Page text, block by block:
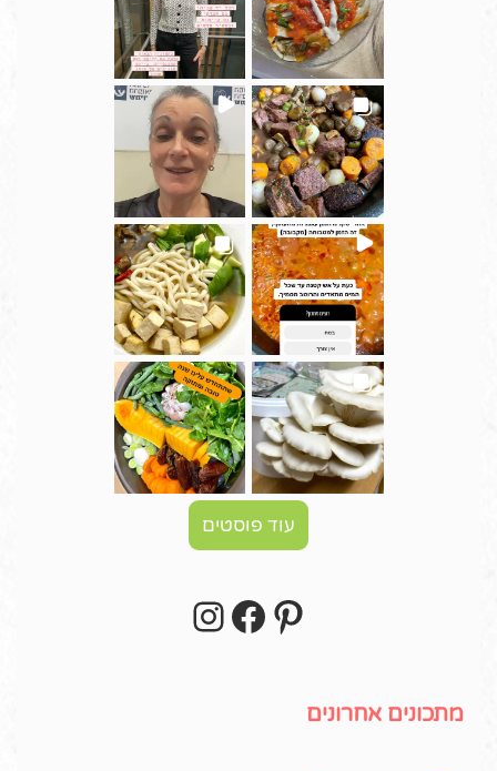
עוד פוסטים
Pinterest
Facebook
מתכונים אחרונים